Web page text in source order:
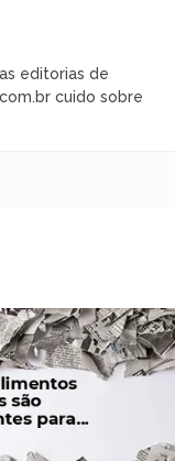
editorias de
cuido sobre